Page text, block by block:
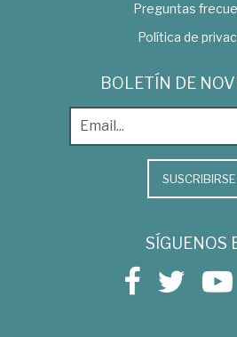
Preguntas
Política de
BOLETÍN DE
SUSCRIBIRSE
SÍGUENOS